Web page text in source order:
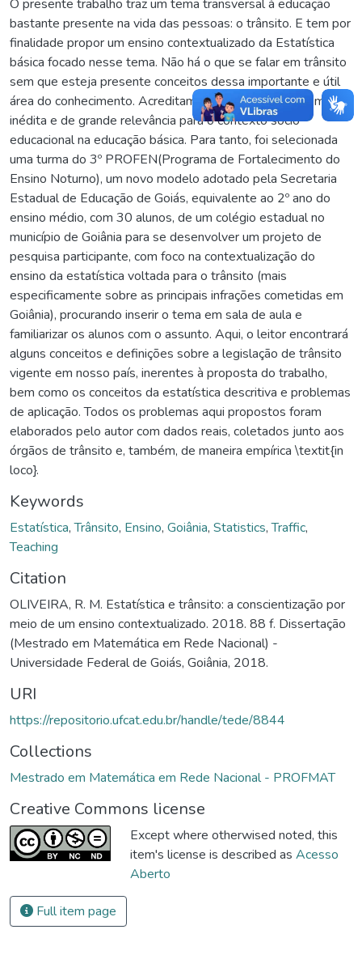
O presente trabalho traz um tema transversal à educação
bastante presente na vida das pessoas: o trânsito. E tem por
finalidade propor um ensino contextualizado da Estatística
básica focado nesse tema. Não há o que se falar em trânsito
sem que esteja presente conceitos dessa importante e útil
área do conhecimento. Acreditamos ser uma abordagem
inédita e de grande relevância para o contexto sócio
educacional na educação básica. Para tanto, foi selecionada
uma turma do 3º PROFEN(Programa de Fortalecimento do
Ensino Noturno), um novo modelo adotado pela Secretaria
Estadual de Educação de Goiás, equivalente ao 2º ano do
ensino médio, com 30 alunos, de um colégio estadual no
município de Goiânia para se desenvolver um projeto de
pesquisa participante, com foco na contextualização do
ensino da estatística voltada para o trânsito (mais
especificamente sobre as principais infrações cometidas em
Goiânia), procurando inserir o tema em sala de aula e
familiarizar os alunos com o assunto. Aqui, o leitor encontrará
alguns conceitos e definições sobre a legislação de trânsito
vigente em nosso país, inerentes à proposta do trabalho,
bem como os conceitos da estatística descritiva e problemas
de aplicação. Todos os problemas aqui propostos foram
elaborados pelo autor com dados reais, coletados junto aos
órgãos de trânsito e, também, de maneira empírica \textit{in
loco}.
Keywords
Estatística,Trânsito, Ensino, Goiânia, Statistics,Traffic,
Teaching
Citation
OLIVEIRA, R. M. Estatística e trânsito: a conscientização por
meio de um ensino contextualizado. 2018. 88 f. Dissertação
(Mestrado em Matemática em Rede Nacional) -
Universidade Federal de Goiás, Goiânia, 2018.
URI
https://repositorio.ufcat.edu.br/handle/tede/8844
Collections
Mestrado em Matemática em Rede Nacional - PROFMAT
Creative Commons license
Except where otherwised noted, this
item's license is described as Acesso
Aberto
Full item page